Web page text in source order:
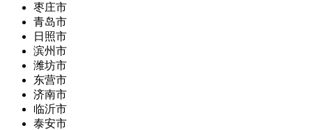
枣庄市
青岛市
日照市
滨州市
潍坊市
东营市
济南市
临沂市
泰安市